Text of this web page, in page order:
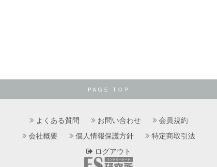
PAGE TOP
よくある質問 お問い合わせ
会員規約
会社概要
個人情報保護方針
特定商取引法
ログアウト